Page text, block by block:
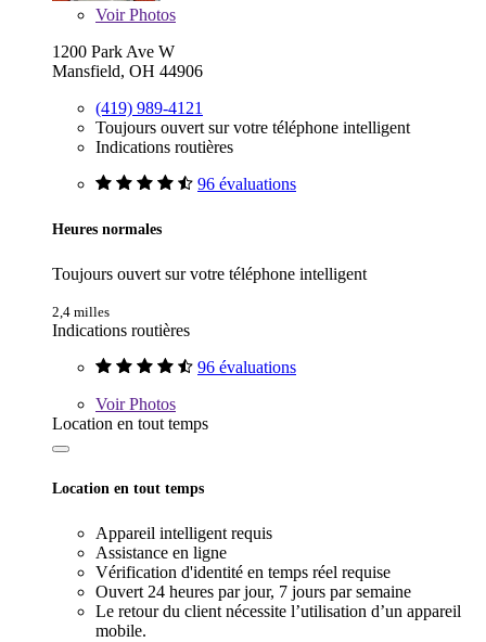
VoirPhotos
1200 Park Ave W
Mansfield, OH 44906
(419) 989-4121
Toujours ouvert sur votre téléphone intelligent
Indications routières
96 évaluations
Heures normales
Toujours ouvert sur votre téléphone intelligent
2,4 milles
Indications routières
96 évaluations
VoirPhotos
Location en tout temps
Location en tout temps
Appareil intelligent requis
Assistance en ligne
Vérification d'identité en temps réel requise
Ouvert 24 heures par jour, 7 jours par semaine
Le retour du client nécessite l’utilisation d’un appareil
mobile.